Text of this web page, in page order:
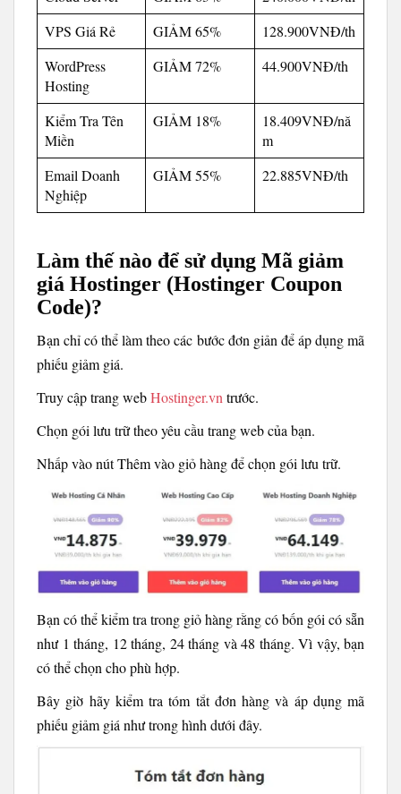
VPS Giá Rẻ
GIẢM 65%
128.900VNĐ/th
WordPress
Hosting
GIẢM 72% 44.900VNĐ/th
Kiểm Tra Tên
Miền
GIẢM 18%
18.409VNĐ/nă
m
Email Doanh
Nghiệp
GIẢM 55% 22.885VNĐ/th
Làm thế nào để sử dụng Mã giảm
giá Hostinger (Hostinger Coupon
Code)?
Bạn chỉ có thể làm theo các bước đơn giản để áp dụng mã
phiếu giảm giá.
Truy cập trang webHostinger.vn trước.
Chọn gói lưu trữ theo yêu cầu trang web của bạn.
Nhấp vào nút Thêm vào giỏ hàng để chọn gói lưu trữ.
Bạn có thể kiểm tra trong giỏ hàng rằng có bốn gói có sẵn
như 1 tháng, 12 tháng, 24 tháng và 48 tháng. Vì vậy, bạn
có thể chọn cho phù hợp.
Bây giờ hãy kiểm tra tóm tắt đơn hàng và áp dụng mã
phiếu giảm giá như trong hình dưới đây.